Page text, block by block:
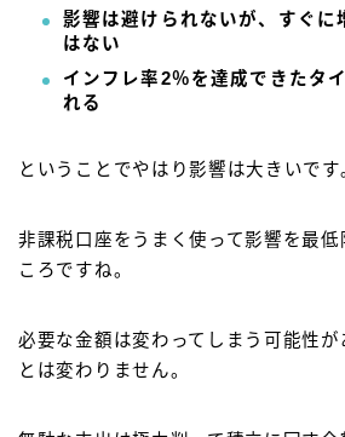
影響は避けられないが、すぐに
はない
インフレ率2％を達成できたタ
れる
ということでやはり影響は大きいです
非課税口座をうまく使って影響を最低
ころですね。
必要な金額は変わってしまう可能性が
とは変わりません。